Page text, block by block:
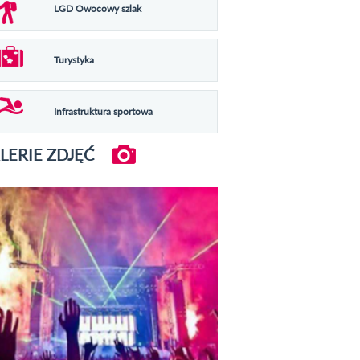
LGD Owocowy szlak
Turystyka
Infrastruktura sportowa
ZDJĘĆ